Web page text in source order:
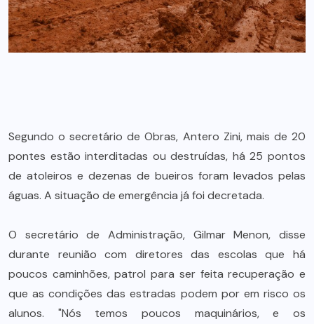
Segundo o secretário de Obras, Antero Zini, mais de 20
pontes estão interditadas ou destruídas, há 25 pontos
de atoleiros e dezenas de bueiros foram levados pelas
águas. A situação de emergência já foi decretada.
O secretário de Administração, Gilmar Menon, disse
durante reunião com diretores das escolas que há
poucos caminhões, patrol para ser feita recuperação e
que as condições das estradas podem por em risco os
alunos. "Nós temos poucos maquinários, e os